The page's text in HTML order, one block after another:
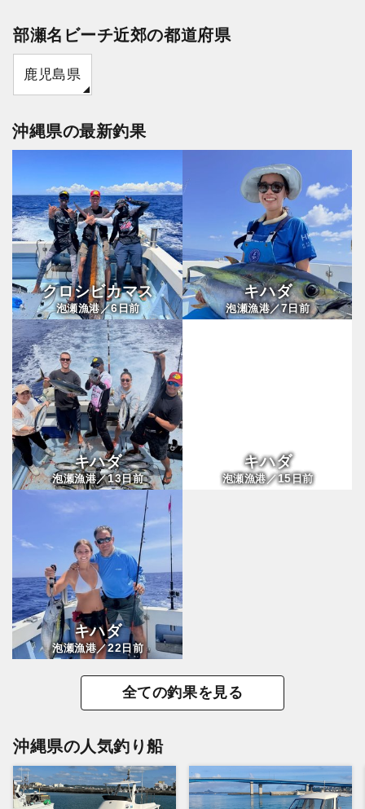
部瀬名ビーチ近郊の都道府県
鹿児島県
沖縄県の最新釣果
クロシビカマス
泡瀬漁港／6日前
キハダ
泡瀬漁港／7日前
キハダ
泡瀬漁港／13日前
キハダ
泡瀬漁港／15日前
キハダ
泡瀬漁港／22日前
全ての釣果を見る
沖縄県の人気釣り船